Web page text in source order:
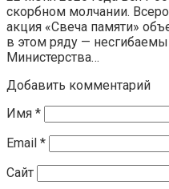
скорбном молчании.
акция «Свеча памяти»
в этом ряду —
Министерства…
Добавить комментарий
Имя *
Email *
Сайт